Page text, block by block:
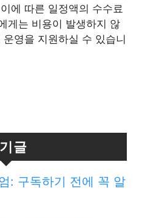
에 따른 일정액의 수수료
게는 비용이 발생하지 않
영을 지원하실 수 있습니
글
: 구독하기 전에 꼭 알